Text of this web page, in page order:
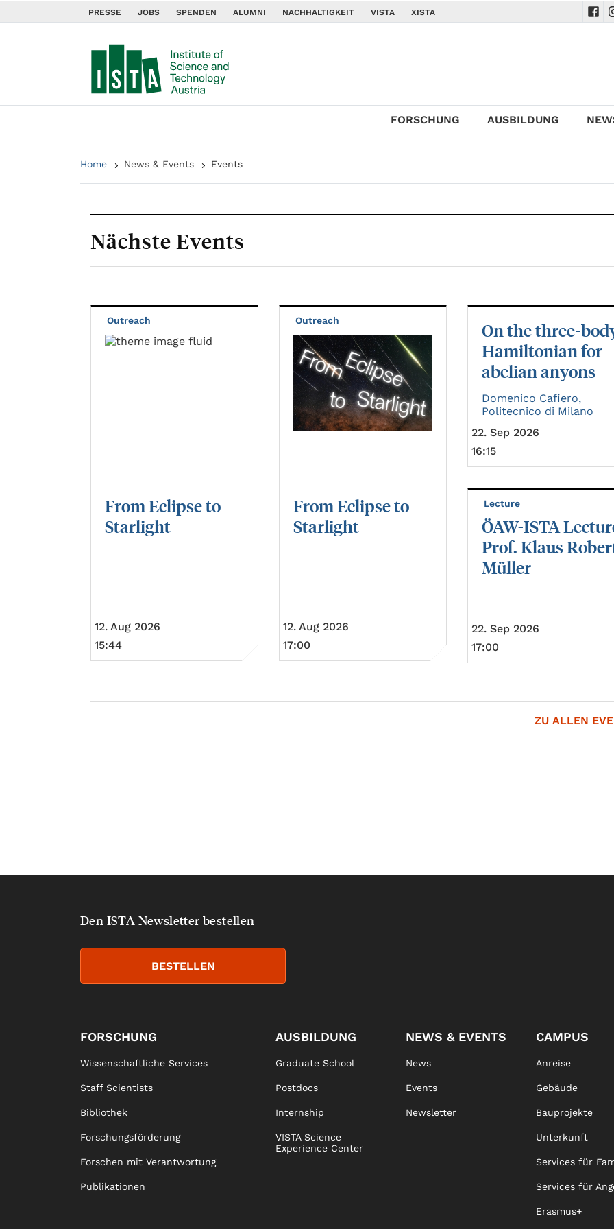
PRESSE JOBS SPENDEN ALUMNI NACHHALTIGKEIT VISTA XISTA
FORSCHUNG AUSBILDUNG
Home News & Events Events
Nächste Events
Outreach
FromEclipseto
Starlight
12. Aug 2026
15:44
Outreach
FromEclipseto
Starlight
12. Aug 2026
17:00
On the three-
Hamiltonian for
abelian anyons
Domenico Cafiero,
Politecnico di Milano
22. Sep 2026
16:15
Lecture
ÖAW-ISTA
Prof. Klaus
Müller
22. Sep 2026
17:00
ZU ALLEN
Den ISTA Newsletter bestellen
BESTELLEN
FORSCHUNG
Wissenschaftliche Services
Staff Scientists
Bibliothek
Forschungsförderung
Forschen mit Verantwortung
Publikationen
AUSBILDUNG
Graduate School
Postdocs
Internship
VISTA Science
Experience Center
NEWS & EVENTS
News
Events
Newsletter
CAMPUS
Anreise
Gebäude
Bauprojekte
Unterkunft
Services für
Services für
Erasmus+